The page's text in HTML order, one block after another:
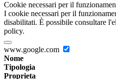
Cookie necessari per il
I cookie necessari per il
disabilitati. È possibile consultare
policy.
www.google.com
Nome
Tipologia
Proprieta